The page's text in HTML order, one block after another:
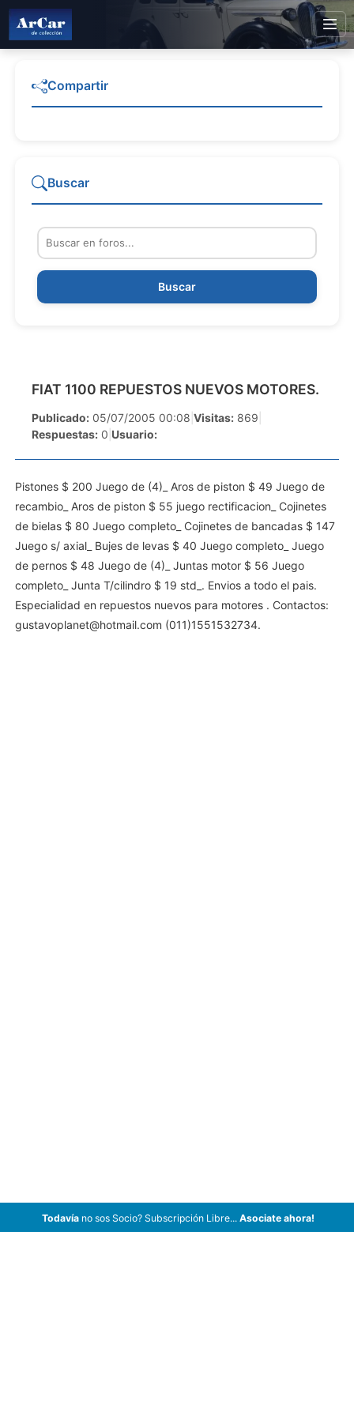
FIAT 1100 REPUESTOS NUEVOS MOTORES.
Publicado: 05/07/2005 00:08 Visitas: 869
Respuestas: 0 Usuario:
Pistones $ 200 Juego de (4)_ Aros de piston $ 49 Juego de
recambio_ Aros de piston $ 55 juego rectificacion_ Cojinetes
de bielas $ 80 Juego completo_ Cojinetes de bancadas $ 147
Juego s/ axial_ Bujes de levas $ 40 Juego completo_ Juego
de pernos $ 48 Juego de (4)_ Juntas motor $ 56 Juego
completo_ Junta T/cilindro $ 19 std_. Envios a todo el pais.
Especialidad en repuestos nuevos para motores . Contactos:
gustavoplanet@hotmail.com (011)1551532734.
Compartir
Buscar
Buscar
Todavíano sos Socio? Subscripción Libre... Asociate ahora!